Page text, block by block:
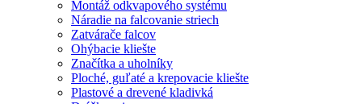
Montáž odkvapového systému
Náradie na falcovanie striech
Zatvárače falcov
Ohýbacie kliešte
Značítka a uholníky
Ploché, guľaté a krepovacie kliešte
Plastové a drevené kladivká